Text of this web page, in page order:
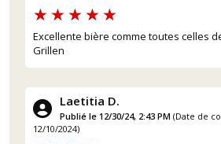
Excellente bière comme toutes celles
Grillen
Laetitia D.
Publié le 12/30/24, 2:43 PM (Date de
12/10/2024)